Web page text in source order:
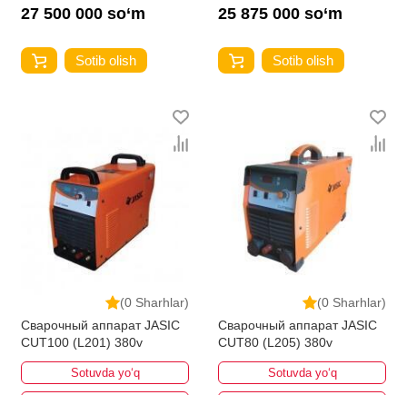
27 500 000 so‘m
Sotib olish
25 875 000 so‘m
Sotib olish
(0 Sharhlar)
Сварочный аппарат JASIC
CUT100 (L201) 380v
Sotuvda yo‘q
(0 Sharhlar)
Сварочный аппарат JASIC
CUT80 (L205) 380v
Sotuvda yo‘q